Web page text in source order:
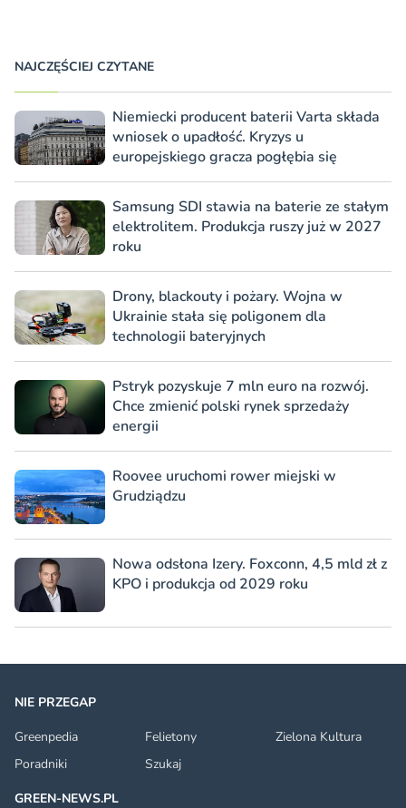
NAJCZĘŚCIEJ CZYTANE
Niemiecki producent baterii Varta składa
wniosek o upadłość. Kryzys u
europejskiego gracza pogłębia się
Samsung SDI stawia na baterie ze stałym
elektrolitem. Produkcja ruszy już w 2027
roku
Drony, blackouty i pożary. Wojna w
Ukrainie stała się poligonem dla
technologii bateryjnych
Pstryk pozyskuje 7 mln euro na rozwój.
Chce zmienić polski rynek sprzedaży
energii
Roovee uruchomi rower miejski w
Grudziądzu
Nowa odsłona Izery. Foxconn, 4,5 mld zł z
KPO i produkcja od 2029 roku
NIE PRZEGAP
Greenpedia
Felietony
Zielona Kultura
Poradniki
Szukaj
GREEN-NEWS.PL